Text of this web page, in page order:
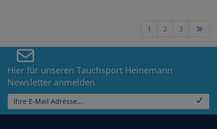
1 2 3
Hier für unseren Tauchsport Heinemann
Newsletter anmelden.
Ihre E-Mail Adresse...